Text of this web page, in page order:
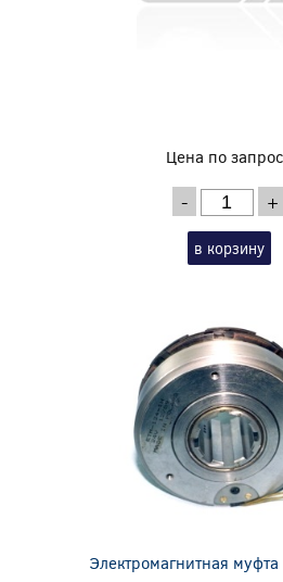
Цена по
- +
в корзину
Электромагнитная